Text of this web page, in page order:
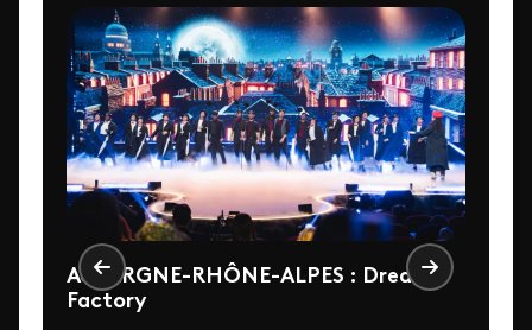
AUVERGNE-RHÔNE-ALPES : Dream
Factory